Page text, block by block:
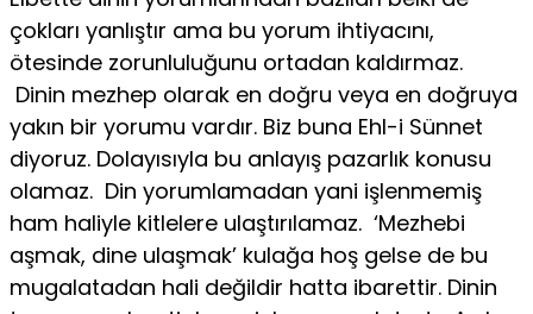
çokları yanlıştır ama bu yorum ihtiyacını,
ötesinde zorunluluğunu ortadan kaldırmaz.
Dinin mezhep olarak en doğru veya en doğruya
yakın bir yorumu vardır. Biz buna Ehl-i Sünnet
diyoruz. Dolayısıyla bu anlayış pazarlık konusu
olamaz. Din yorumlamadan yani işlenmemiş
ham haliyle kitlelere ulaştırılamaz. ‘Mezhebi
aşmak, dine ulaşmak’ kulağa hoş gelse de bu
mugalatadan hali değildir hatta ibarettir. Dinin